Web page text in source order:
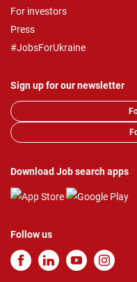
For investors
Press
#JobsForUkraine
Sign up for our newsletter
Download Job search apps
Follow us